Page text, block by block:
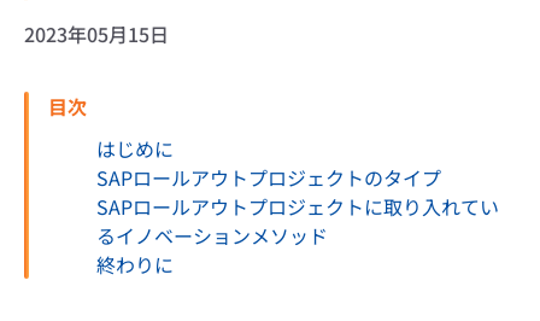
2023年05月15日
目次
はじめに
SAPロールアウトプロジェクトのタイプ
SAPロールアウトプロジェクトに取り入れてい
るイノベーションメソッド
終わりに